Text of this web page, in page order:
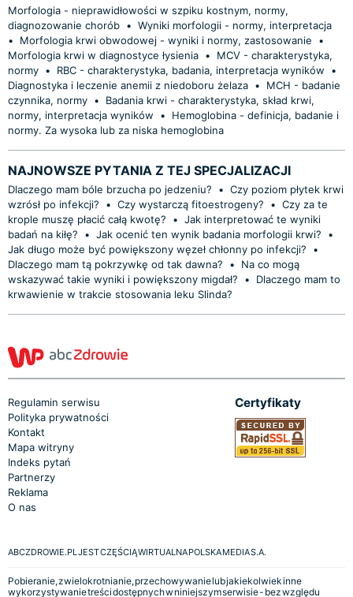
Morfologia - nieprawidłowości w szpiku kostnym, normy,
diagnozowanie chorób • Wyniki morfologii - normy, interpretacja
•
Morfologia krwi obwodowej - wyniki i normy, zastosowanie
•
Morfologia krwi w diagnostyce łysienia •
MCV - charakterystyka,
normy • RBC - charakterystyka, badania, interpretacja wyników
•
Diagnostyka i leczenie anemii z niedoboru żelaza •
MCH - badanie
czynnika, normy •
Badania krwi - charakterystyka, skład krwi,
normy, interpretacja wyników
•
Hemoglobina - definicja, badanie i
normy. Za wysoka lub za niska hemoglobina
NAJNOWSZE PYTANIA Z TEJ SPECJALIZACJI
Dlaczego mam bóle brzucha po jedzeniu? • Czy poziom płytek krwi
wzrósł po infekcji?
• Czy wystarczą fitoestrogeny? • Czy za te
krople muszę płacić całą kwotę?
• Jak interpretować te wyniki
badań na kiłę?
• Jak ocenić ten wynik badania morfologii krwi?
•
Jak długo może być powiększony węzeł chłonny po infekcji?
•
Dlaczego mam tą pokrzywkę od tak dawna?
•
Na co mogą
wskazywać takie wyniki i powiększony migdał?
•
Dlaczego mam to
krwawienie w trakcie stosowania leku Slinda?
Regulamin serwisu
Polityka prywatności
Kontakt
Mapa witryny
Indeks pytań
Partnerzy
Reklama
O nas
Certyfikaty
ABCZDROWIE.PL JEST CZĘŚCIĄ WIRTUALNA POLSKA MEDIA S.A.
Pobieranie, zwielokrotnianie, przechowywanie lub jakiekolwiek inne
wykorzystywanie treści dostępnych w niniejszym serwisie - bez względu